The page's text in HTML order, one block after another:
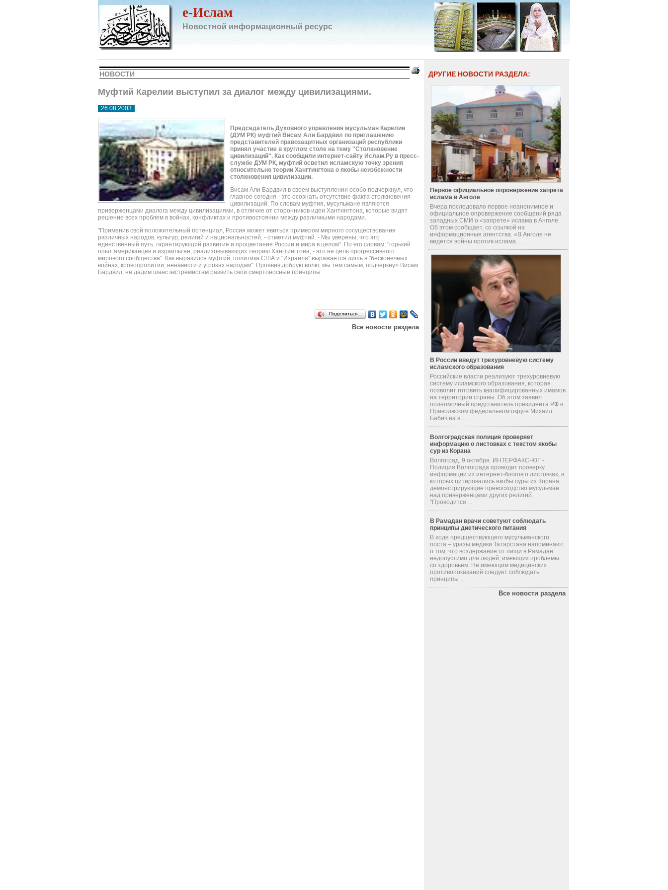
e-Ислам
Новостной информационный ресурс
НОВОСТИ
Муфтий Карелии выступил за диалог между цивилизациями.
26.08.2003
Председатель Духовного управления мусульман Карелии
(ДУМ РК) муфтий Висам Али Бардвил по приглашению
представителей правозащитных организаций республики
принял участие в круглом столе на тему "Столкновение
цивилизаций". Как сообщили интернет-сайту Ислам.Ру в пресс-
службе ДУМ РК, муфтий осветил исламскую точку зрения
относительно теории Хангтингтона о якобы неизбежности
столкновения цивилизации.
Висам Али Бардвил в своем выступлении особо подчеркнул, что
главное сегодня - это осознать отсутствие факта столкновения
цивилизаций. По словам муфтия, мусульмане являются
приверженцами диалога между цивилизациями, в отличие от сторонников идеи Хантингтона, которые видят
решение всех проблем в войнах, конфликтах и противостоянии между различными народами.
"Применив свой положительный потенциал, Россия может явиться примером мирного сосуществования
различных народов, культур, религий и национальностей, - отметил муфтий. - Мы уверены, что это
единственный путь, гарантирующий развитие и процветание России и мира в целом". По его словам, "горький
опыт американцев и израильтян, реализовывающих теорию Хангтингтона, - это не цель прогрессивного
мирового сообщества". Как выразился муфтий, политика США и "Израиля" выражается лишь в "бесконечных
войнах, кровопролитии, ненависти и угрозах народам". Проявив добрую волю, мы тем самым, подчеркнул Висам
Бардвил, не дадим шанс экстремистам развить свои смертоносные принципы.
Поделиться…
Все новости раздела
ДРУГИЕ НОВОСТИ РАЗДЕЛА:
Первое официальное опровержение запрета
ислама в Анголе
Вчера последовало первое неанонимное и
официальное опровержение сообщений ряда
западных СМИ о «запрете» ислама в Анголе.
Об этом сообщает, со ссылкой на
информационные агентства. «В Анголе не
ведется войны против ислама. ...
В России введут трехуровневую систему
исламского образования
Российские власти реализуют трехуровневую
систему исламского образования, которая
позволит готовить квалифицированных имамов
на территории страны. Об этом заявил
полномочный представитель президента РФ в
Приволжском федеральном округе Михаил
Бабич на в... ...
Волгоградская полиция проверяет
информацию о листовках с текстом якобы
сур из Корана
Волгоград. 9 октября. ИНТЕРФАКС-ЮГ -
Полиция Волгограда проводит проверку
информации из интернет-блогов о листовках, в
которых цитировались якобы суры из Корана,
демонстрирующие превосходство мусульман
над приверженцами других религий.
"Проводится ...
В Рамадан врачи советуют соблюдать
принципы диетического питания
В ходе предшествующего мусульманского
поста – уразы медики Татарстана напоминают
о том, что воздержание от пищи в Рамадан
недопустимо для людей, имеющих проблемы
со здоровьем. Не имеющим медицинских
противопоказаний следует соблюдать
принципы ...
Все новости раздела